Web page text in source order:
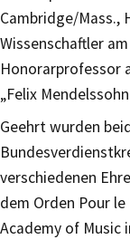
Cambridge/Mass.,
Wissenschaftler
Honorarprofessor
„Felix
Geehrt wurden
verschiedenen
dem Orden Pour
Academy of Music